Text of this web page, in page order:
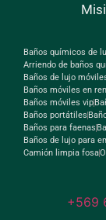
Baños químicos de
Arriendo de baños
Baños de lujo
Baños móviles en
Baños móviles vip
Baños portátiles
Baños para faenas
Baños de lujo para
Camión limpia fosa
+569